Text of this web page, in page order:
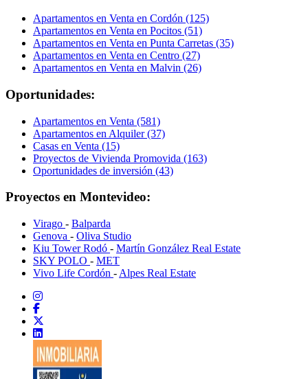
Apartamentos en Venta en Cordón (125)
Apartamentos en Venta en Pocitos (51)
Apartamentos en Venta en Punta Carretas (35)
Apartamentos en Venta en Centro (27)
Apartamentos en Venta en Malvin (26)
Oportunidades:
Apartamentos en Venta (581)
Apartamentos en Alquiler (37)
Casas en Venta (15)
Proyectos de Vivienda Promovida (163)
Oportunidades de inversión (43)
Proyectos en Montevideo:
Virago - Balparda
Genova - Oliva Studio
Kiu Tower Rodó - Martín González Real Estate
SKY POLO - MET
Vivo Life Cordón - Alpes Real Estate